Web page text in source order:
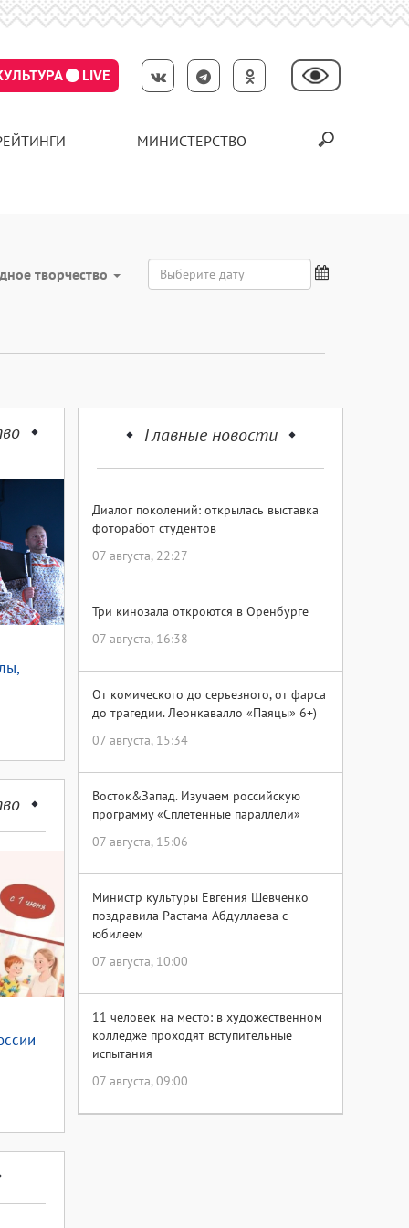
LIVE
МИНИСТЕРСТВО
творчество
Главные новости
Диалог поколений: открылась выставка
фоторабот студентов
07 августа, 22:27
Три кинозала откроются в Оренбурге
07 августа, 16:38
От комического до серьезного, от фарса
до трагедии. Леонкавалло «Паяцы» 6+)
07 августа, 15:34
Восток&Запад. Изучаем российскую
программу «Сплетенные параллели»
07 августа, 15:06
Министр культуры Евгения Шевченко
поздравила Растама Абдуллаева с
юбилеем
07 августа, 10:00
11 человек на место: в художественном
колледже проходят вступительные
испытания
07 августа, 09:00